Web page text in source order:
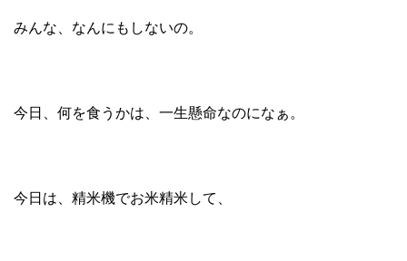
みんな、なんにもしないの。
今日、何を食うかは、一生懸命なのになぁ。
今日は、精米機でお米精米して、